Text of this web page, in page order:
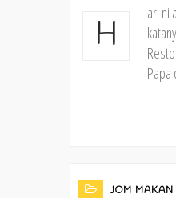
H
ari ni
Papa
JOM MAKAN